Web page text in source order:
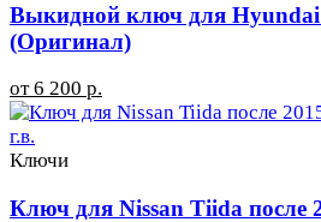
Выкидной ключ для Hyundai
(Оригинал)
от 6 200 р.
Ключи
Ключ для Nissan Tiida после